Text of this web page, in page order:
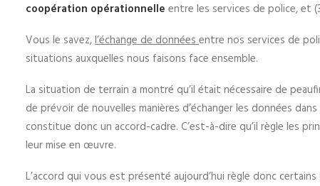
coopération opérationnelle entre les services de police, et
Vous le savez,l’échange de donnéesentre nos services de
situations auxquelles nous faisons face ensemble.
La situation de terrain a montré qu’il était nécessaire de
de prévoir de nouvelles manières d’échanger les données
constitue donc un accord-cadre. C’est-à-dire qu’il règle les
leur mise en œuvre.
L’accord qui vous est présenté aujourd’hui règle donc